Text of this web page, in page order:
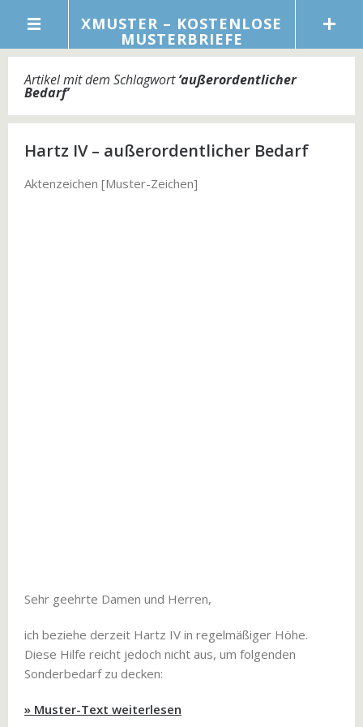
XMUSTER – KOSTENLOSE
MUSTERBRIEFE
Artikel mit dem Schlagwort‘außerordentlicher
Bedarf’
Hartz IV – außerordentlicher Bedarf
Aktenzeichen [Muster-Zeichen]
Sehr geehrte Damen und Herren,
ich beziehe derzeit Hartz IV in regelmäßiger Höhe.
Diese Hilfe reicht jedoch nicht aus, um folgenden
Sonderbedarf zu decken:
» Muster-Text weiterlesen